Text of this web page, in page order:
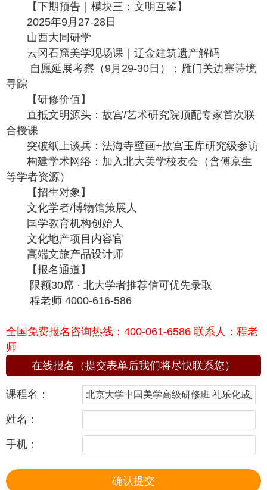
【下期预告｜模块三：文明互鉴】
2025年9月27-28日
山西大同研学
云冈石窟美学现场课｜辽金建筑遗产解码
自愿延展考察（9月29-30日）：雁门关边塞诗境
寻踪
【研修价值】
直抵文明源头：故宫/艺术研究院顶配专家首次联
合授课
突破纸上谈兵：法海寺壁画+故宫玉库研究级参访
构建学术网络：加入北大美学校友会（含傅京生
等学者资源）
【招生对象】
文化学者/博物馆策展人
国学教育机构创始人
文化地产项目内容官
高端文旅产品设计师
【报名通道】
限额30席 · 北大学者推荐信可优先录取
程老师 4000-616-586
全国免费报名咨询热线：400-061-6586 联系人：程老
师
在线报名（提交表单后我们将尽快联系您）
课程名：
姓名：
手机：